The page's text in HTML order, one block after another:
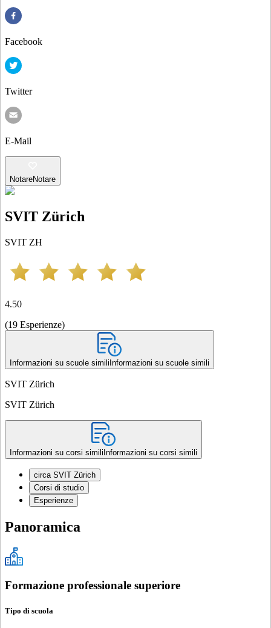
Facebook
Twitter
E-Mail
NotareNotare
SVIT Zürich
SVIT ZH
4.50
(19 Esperienze)
Informazioni su scuole simili Informazioni su scuole simili
SVIT Zürich
SVIT Zürich
Informazioni su corsi simili Informazioni su corsi simili
circa SVIT Zürich
Corsi di studio
Esperienze
Panoramica
Formazione professionale superiore
Tipo di scuola